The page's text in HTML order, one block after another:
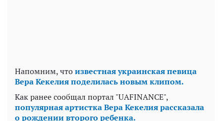
Напомним, чтоизвестная украинская певица
Вера Кекелия поделилась новым клипом.
Как ранее сообщал портал "UAFINANCE",
популярная артистка Вера Кекелия рассказала
о рождении второго ребенка.